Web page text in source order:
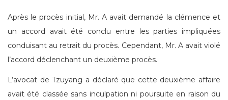
Après le procès initial, Mr. A avait demandé la clémence et
un accord avait été conclu entre les parties impliquées
conduisant au retrait du procès. Cependant, Mr. A avait violé
l’accord déclenchant un deuxième procès.
L’avocat de Tzuyang a déclaré que cette deuxième affaire
avait été classée sans inculpation ni poursuite en raison du